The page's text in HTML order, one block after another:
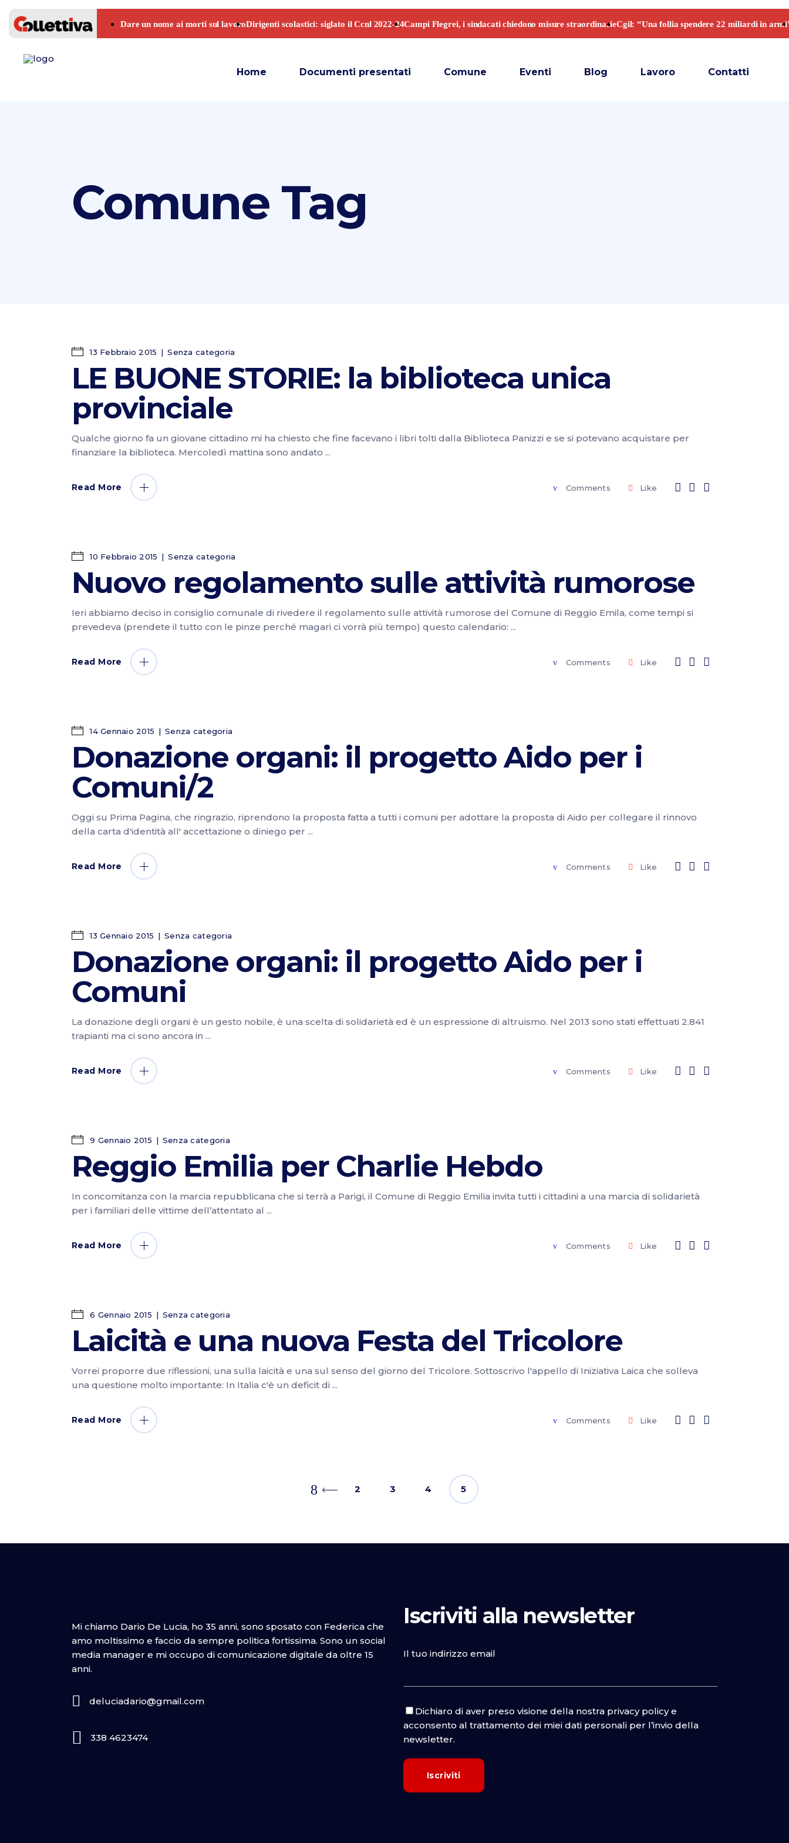
Home Documenti presentati Comune Eventi Blog Lavoro Contatti
Comune Tag
13 Febbraio 2015 Senza categoria
LE BUONE STORIE: la biblioteca unica
provinciale
Qualche giorno fa un giovane cittadino mi ha chiesto che fine facevano i libri tolti dalla Biblioteca Panizzi e se si potevano acquistare per
finanziare la biblioteca. Mercoledì mattina sono andato
Read More Comments Like
10 Febbraio 2015 Senza categoria
Nuovo regolamento sulle attività rumorose
Ieri abbiamo deciso in consiglio comunale di rivedere il regolamento sulle attività rumorose del Comune di Reggio Emila, come tempi si
prevedeva (prendete il tutto con le pinze perché magari ci vorrà più tempo) questo calendario:
Read More Comments Like
14 Gennaio 2015 Senza categoria
Donazione organi: il progetto Aido per i
Comuni/2
Oggi su Prima Pagina, che ringrazio, riprendono la proposta fatta a tutti i comuni per adottare la proposta di Aido per collegare il rinnovo
della carta d'identità all' accettazione o diniego per
Read More Comments Like
13 Gennaio 2015 Senza categoria
Donazione organi: il progetto Aido per i
Comuni
La donazione degli organi è un gesto nobile, è una scelta di solidarietà ed è un espressione di altruismo. Nel 2013 sono stati effettuati 2.841
trapianti ma ci sono ancora in
Read More Comments Like
9 Gennaio 2015 Senza categoria
Reggio Emilia per Charlie Hebdo
In concomitanza con la marcia repubblicana che si terrà a Parigi, il Comune di Reggio Emilia invita tutti i cittadini a una marcia di solidarietà
per i familiari delle vittime dell’attentato al
Read More Comments Like
6 Gennaio 2015 Senza categoria
Laicità e una nuova Festa del Tricolore
Vorrei proporre due riflessioni, una sulla laicità e una sul senso del giorno del Tricolore. Sottoscrivo l'appello di Iniziativa Laica che solleva
una questione molto importante: In Italia c'è un deficit di
Read More Comments Like
2 3 4 5
Mi chiamo Dario De Lucia, ho 35 anni, sono sposato con Federica che
amo moltissimo e faccio da sempre politica fortissima. Sono un social
media manager e mi occupo di comunicazione digitale da oltre 15
anni.
deluciadario@gmail.com
338 4623474
Iscriviti alla newsletter
Il tuo indirizzo email
Dichiaro di aver preso visione della nostra privacy policye
acconsento al trattamento dei miei dati personali per l’invio della
newsletter.